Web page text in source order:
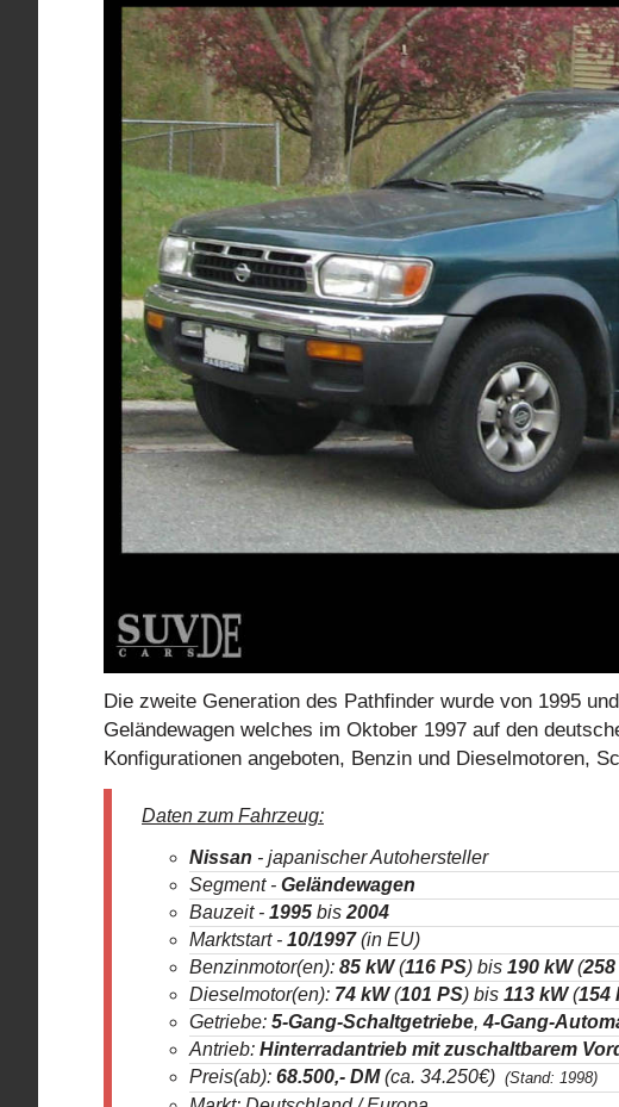
Die zweite Generation des Pathfinder wurde von 1995
Geländewagen welches im Oktober 1997 auf den
Konfigurationen angeboten, Benzin und Dieselmotoren,
Daten zum Fahrzeug:
Nissan - japanischer Autohersteller
Segment - Geländewagen
Bauzeit - 1995 bis 2004
Marktstart - 10/1997(in EU)
Benzinmotor(en): 85 kW(116 PS) bis 190 kW(
Dieselmotor(en): 74 kW(101 PS) bis 113 kW(154
Getriebe: 5-Gang-Schaltgetriebe,4-Gang-
Antrieb: Hinterradantrieb mit zuschaltbarem
Preis(ab): 68.500,- DM(ca. 34.250€) (Stand: 1998)